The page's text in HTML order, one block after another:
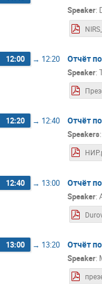
Speaker:
12:00 → 12:20 Отчёт
Speaker:
12:20 → 12:40 Отчёт
Speakers:
12:40 → 13:00 Отчёт
Speaker:
13:00 → 13:20 Отчёт
Speaker: